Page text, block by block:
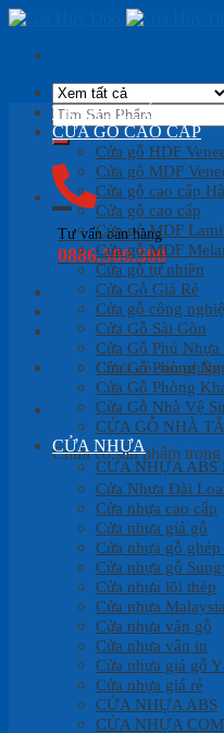
Skip
content
Tìm
kiếm:
Tư vấn bán hàng
0886.500.500
Chưa có sản
Giỏ hàng
Chưa có sản phẩm
TRANG CHỦ
CỬA GỖ CAO CẤP
Cửa gỗ HDF
Cửa gỗ MDF
Cửa gỗ cao cấp
Cửa gỗ cao cấp
Cửa gỗ MDF
Cửa gỗ MDF
Cửa gỗ tự nhiên
Cửa Gỗ Giá Rẻ
Cửa gỗ công
Cửa Gỗ Sài Gòn
Cửa Gỗ Phủ Nhựa
Cửa Gỗ Phòng
Cửa Gỗ Phòng
Cửa Gỗ Nhà Vệ
CỬA GỖ NHÀ
CỬA NHỰA
CỬA NHỰA ABS
Cửa Nhựa Đài
Cửa nhựa cao cấp
Cửa nhựa giả gỗ
Cửa nhựa gỗ ghép
Cửa nhựa gỗ
Cửa nhựa lõi thép
Cửa nhựa Malaysia
Cửa nhựa vân gỗ
Cửa nhựa vân in
Cửa nhựa giả gỗ
Cửa nhựa giá rẻ
CỬA NHỰA ABS
CỬA NHỰA